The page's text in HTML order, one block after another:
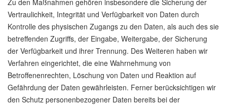
Zu den Maßnahmen gehören insbesondere die Sicherung der
Vertraulichkeit, Integrität und Verfügbarkeit von Daten durch
Kontrolle des physischen Zugangs zu den Daten, als auch des sie
betreffenden Zugriffs, der Eingabe, Weitergabe, der Sicherung
der Verfügbarkeit und ihrer Trennung. Des Weiteren haben wir
Verfahren eingerichtet, die eine Wahrnehmung von
Betroffenenrechten, Löschung von Daten und Reaktion auf
Gefährdung der Daten gewährleisten. Ferner berücksichtigen wir
den Schutz personenbezogener Daten bereits bei der